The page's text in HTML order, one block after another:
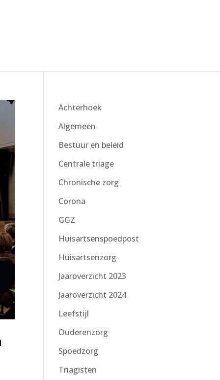
Achterhoek
Algemeen
Bestuur en beleid
Centrale triage
Chronische zorg
Corona
GGZ
Huisartsenspoedpost
Huisartsenzorg
Jaaroverzicht 2023
Jaaroverzicht 2024
Leefstijl
Ouderenzorg
Spoedzorg
Triagisten